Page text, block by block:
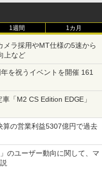
1週間 1カ月
メラ採用やMT仕様の5速から
上など
を祝うイベントを開催 161
「M2 CS Edition EDGE」
の営業利益5307億円で過去
のユーザー動向に関して、マ